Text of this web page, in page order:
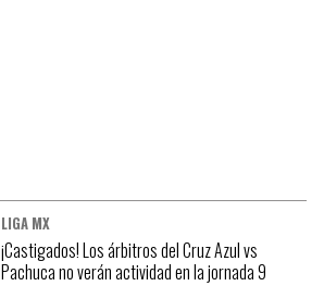
LIGA MX
¡Castigados! Los árbitros del Cruz Azul vs
Pachuca no verán actividad en la jornada 9